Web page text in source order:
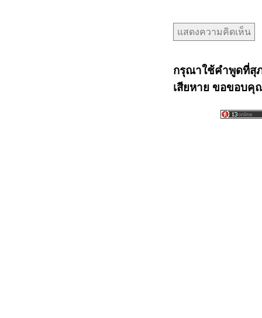
กรุณาใช้คำพูดที่สุ
เสียหาย ขอขอบคุ